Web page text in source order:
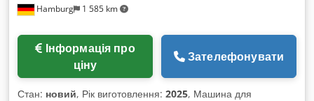
продаж як двох повних ліній, однієї лінії або окремими
Hamburg 1 585 km
ціну
Зателефонувати
Стан: новий, Рік виготовлення: 2025, Машина для